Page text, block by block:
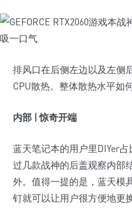
排风口在后侧左边以及左侧
CPU散热。整体散热水平如
内部 | 惊奇开端
蓝天笔记本的用户里DIYer
过几款战神的后盖观察内部
外。值得一提的是，蓝天模
钉就可以让用户很方便地更